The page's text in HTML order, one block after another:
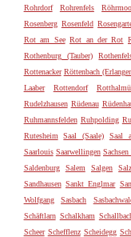
Rohrdorf
Rohrenfels
Rosenberg Rosenfeld
Rot am See Rot an der Rot
Rothenburg (Tauber)
Rottenacker Röttenbach
Laaber
Rottendorf
Rudelzhausen Rüdenau
Ruhmannsfelden Ruhpolding
Rutesheim
Saal (Saale) Saal
Saarlouis Saarwellingen
Saldenburg
Salem Salgen Salz
Sandhausen Sankt Englmar
Wolfgang
Sasbach
Schäftlarn Schalkham
Scheer Schefflenz Scheidegg